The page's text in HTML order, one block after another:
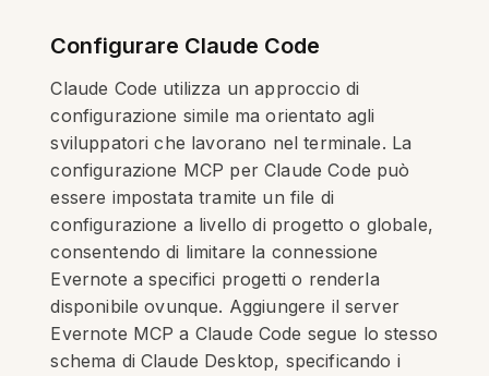
Configurare Claude Code
Claude Code utilizza un approccio di
configurazione simile ma orientato agli
sviluppatori che lavorano nel terminale. La
configurazione MCP per Claude Code può
essere impostata tramite un file di
configurazione a livello di progetto o globale,
consentendo di limitare la connessione
Evernote a specifici progetti o renderla
disponibile ovunque. Aggiungere il server
Evernote MCP a Claude Code segue lo stesso
schema di Claude Desktop, specificando i